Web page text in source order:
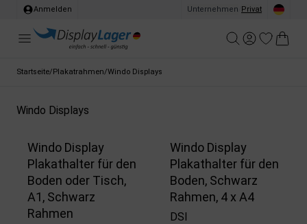
Anmelden Unternehmen Privat
Startseite/Plakatrahmen/Windo Displays
Windo Displays
Windo Display
Plakathalter für den
Boden oder Tisch,
A1, Schwarz
Rahmen
Windo Display
Plakathalter für den
Boden, Schwarz
Rahmen, 4 x A4
DSI